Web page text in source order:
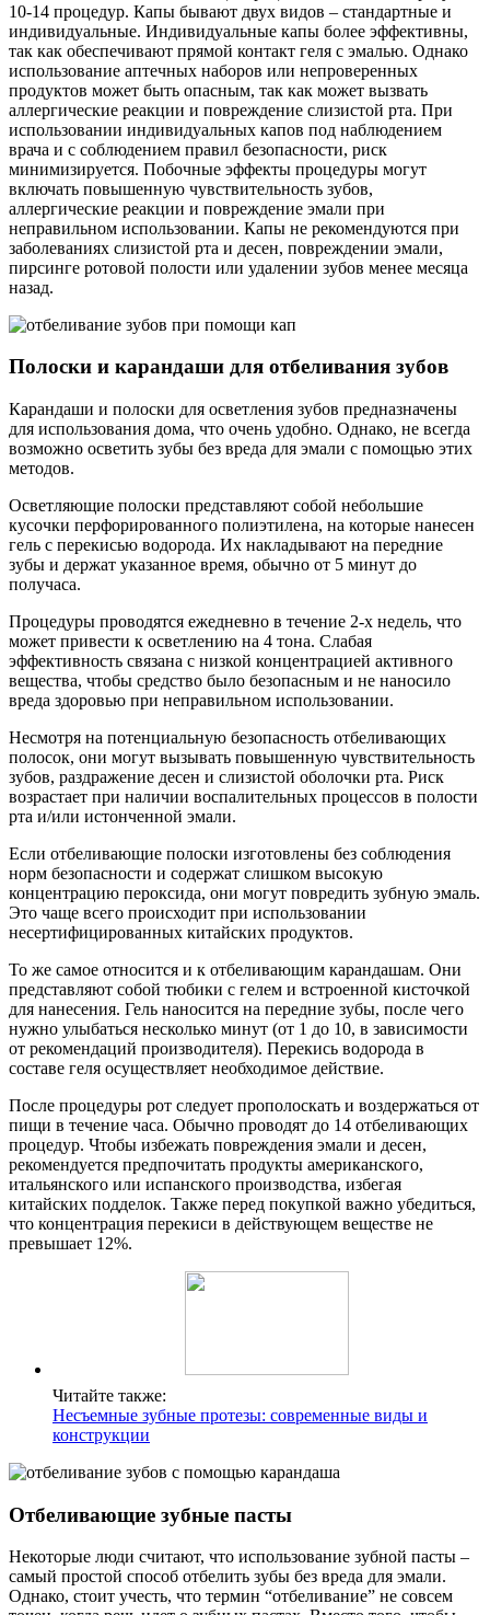
10-14 процедур. Капы бывают двух видов – стандартные и
индивидуальные. Индивидуальные капы более эффективны,
так как обеспечивают прямой контакт геля с эмалью. Однако
использование аптечных наборов или непроверенных
продуктов может быть опасным, так как может вызвать
аллергические реакции и повреждение слизистой рта. При
использовании индивидуальных капов под наблюдением
врача и с соблюдением правил безопасности, риск
минимизируется. Побочные эффекты процедуры могут
включать повышенную чувствительность зубов,
аллергические реакции и повреждение эмали при
неправильном использовании. Капы не рекомендуются при
заболеваниях слизистой рта и десен, повреждении эмали,
пирсинге ротовой полости или удалении зубов менее месяца
назад.
Полоски и карандаши для отбеливания зубов
Карандаши и полоски для осветления зубов предназначены
для использования дома, что очень удобно. Однако, не всегда
возможно осветить зубы без вреда для эмали с помощью этих
методов.
Осветляющие полоски представляют собой небольшие
кусочки перфорированного полиэтилена, на которые нанесен
гель с перекисью водорода. Их накладывают на передние
зубы и держат указанное время, обычно от 5 минут до
получаса.
Процедуры проводятся ежедневно в течение 2-х недель, что
может привести к осветлению на 4 тона. Слабая
эффективность связана с низкой концентрацией активного
вещества, чтобы средство было безопасным и не наносило
вреда здоровью при неправильном использовании.
Несмотря на потенциальную безопасность отбеливающих
полосок, они могут вызывать повышенную чувствительность
зубов, раздражение десен и слизистой оболочки рта. Риск
возрастает при наличии воспалительных процессов в полости
рта и/или истонченной эмали.
Если отбеливающие полоски изготовлены без соблюдения
норм безопасности и содержат слишком высокую
концентрацию пероксида, они могут повредить зубную эмаль.
Это чаще всего происходит при использовании
несертифицированных китайских продуктов.
То же самое относится и к отбеливающим карандашам. Они
представляют собой тюбики с гелем и встроенной кисточкой
для нанесения. Гель наносится на передние зубы, после чего
нужно улыбаться несколько минут (от 1 до 10, в зависимости
от рекомендаций производителя). Перекись водорода в
составе геля осуществляет необходимое действие.
После процедуры рот следует прополоскать и воздержаться от
пищи в течение часа. Обычно проводят до 14 отбеливающих
процедур. Чтобы избежать повреждения эмали и десен,
рекомендуется предпочитать продукты американского,
итальянского или испанского производства, избегая
китайских подделок. Также перед покупкой важно убедиться,
что концентрация перекиси в действующем веществе не
превышает 12%.
Читайте также:
Несъемные зубные протезы: современные виды и
конструкции
Отбеливающие зубные пасты
Некоторые люди считают, что использование зубной пасты –
самый простой способ отбелить зубы без вреда для эмали.
Однако, стоит учесть, что термин “отбеливание” не совсем